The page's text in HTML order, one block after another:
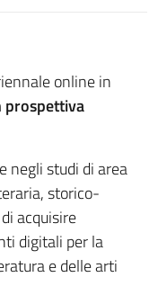
online in
prospettiva
negli studi di area
storico-
acquisire
digitali per la
e delle arti